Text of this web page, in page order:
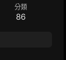
分類
86